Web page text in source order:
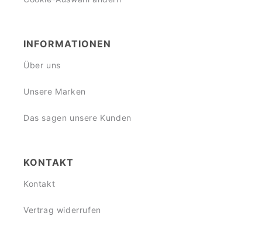
INFORMATIONEN
Über uns
Unsere Marken
Das sagen unsere Kunden
KONTAKT
Kontakt
Vertrag widerrufen